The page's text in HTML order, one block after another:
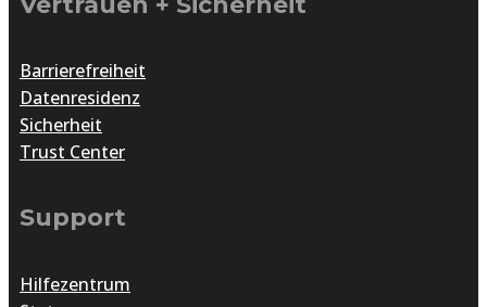
Barrierefreiheit
Datenresidenz
Sicherheit
Trust Center
Support
Hilfezentrum